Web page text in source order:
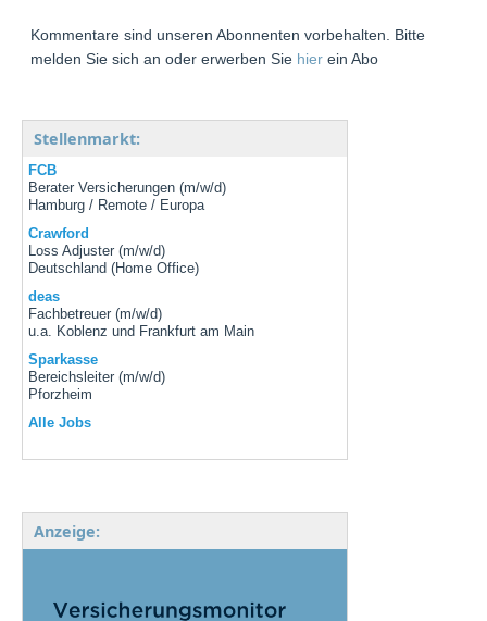
Kommentare sind unseren Abonnenten vorbehalten. Bitte
melden Sie sich an oder erwerben Sie hier ein Abo
Stellenmarkt:
FCB
Berater Versicherungen (m/w/d)
Hamburg / Remote / Europa
Crawford
Loss Adjuster (m/w/d)
Deutschland (Home Office)
deas
Fachbetreuer (m/w/d)
u.a. Koblenz und Frankfurt am Main
Sparkasse
Bereichsleiter (m/w/d)
Pforzheim
Alle Jobs
Anzeige: